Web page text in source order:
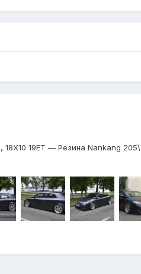
19ЕТ — Резина Nankang